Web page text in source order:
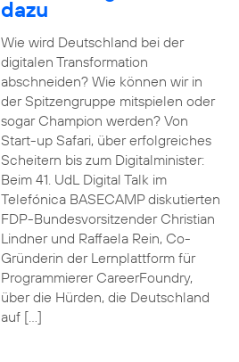
dazu
Wie wird Deutschland bei der
digitalen Transformation
abschneiden? Wie können wir in
der Spitzengruppe mitspielen oder
sogar Champion werden? Von
Start-up Safari, über erfolgreiches
Scheitern bis zum Digitalminister:
Beim 41. UdL Digital Talk im
Telefónica BASECAMP diskutierten
FDP-Bundesvorsitzender Christian
Lindner und Raffaela Rein, Co-
Gründerin der Lernplattform für
Programmierer CareerFoundry,
über die Hürden, die Deutschland
auf […]